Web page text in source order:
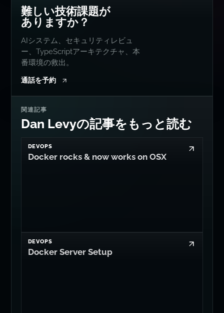
難しい技術課題が
ありますか？
AIシステム、セキュリティレビュ
ー、TypeScriptアーキテクチャ、本
番環境の救出。
通話を予約
関連記事
Dan Levyの記事をもっと読む
DEVOPS
Docker rocks & now works on OSX
DEVOPS
Docker Server Setup